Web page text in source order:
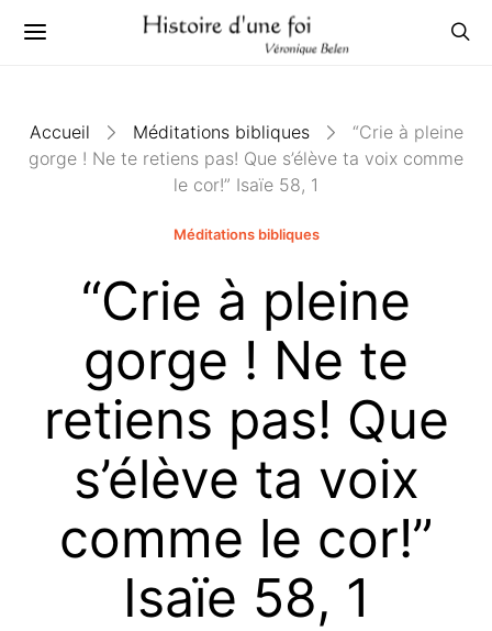
Accueil Méditations bibliques
“Crie à pleine
gorge ! Ne te retiens pas! Que s’élève ta voix comme
le cor!” Isaïe 58, 1
Méditations bibliques
“Crie à pleine
gorge ! Ne te
retiens pas! Que
s’élève ta voix
comme le cor!”
Isaïe 58, 1